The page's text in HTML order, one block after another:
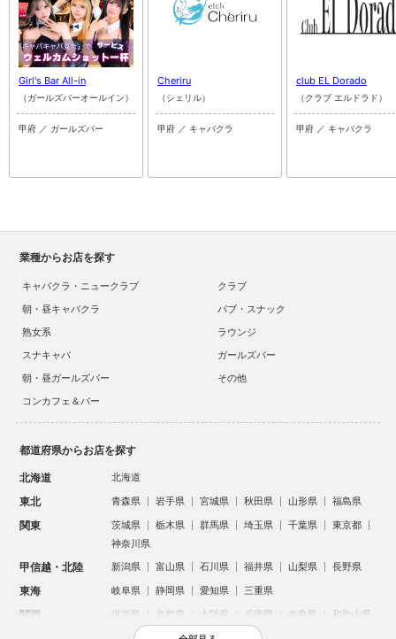
Girl's Bar All-in
（ガールズバーオールイン）
甲府 ／ ガールズバー
Cheriru
（シェリル）
甲府 ／ キャバクラ
club EL Dorado
（クラブ エルドラド）
甲府 ／ キャバクラ
業種からお店を探す
キャバクラ・ニュークラブ
クラブ
朝・昼キャバクラ
パブ・スナック
熟女系
ラウンジ
スナキャバ
ガールズバー
朝・昼ガールズバー
その他
コンカフェ＆バー
都道府県からお店を探す
北海道 北海道
東北 青森県 岩手県 宮城県 秋田県 山形県 福島県
関東 茨城県 栃木県 群馬県 埼玉県 千葉県
東京都
神奈川県
甲信越・北陸 新潟県 富山県 石川県 福井県 山梨県 長野県
東海 岐阜県 静岡県 愛知県 三重県
関西 滋賀県 京都府 大阪府 兵庫県 奈良県 和歌山県